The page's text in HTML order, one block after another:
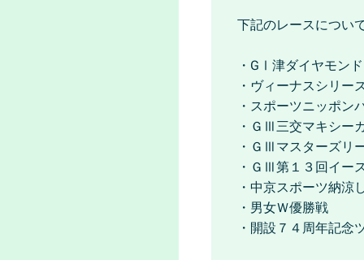
下記のレースについ
・GⅠ津ダイヤモン
・ヴィーナスシリー
・スポーツニッポン
・ＧⅢ三交マキシー
・ＧⅢマスターズリ
・ＧⅢ第１３回イー
・中京スポーツ納涼
・男女Ｗ優勝戦
・開設７４周年記念